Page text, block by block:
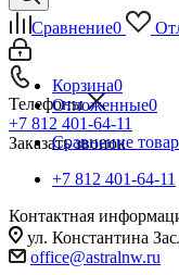
Сравнение0
Телефоны
+7 812 401-64-11
Заказать звонок
Корзина0
Отложенные0
Сравнение
+7 812 401-64-11
Контактная
ул. Константина
office@astralnw.ru